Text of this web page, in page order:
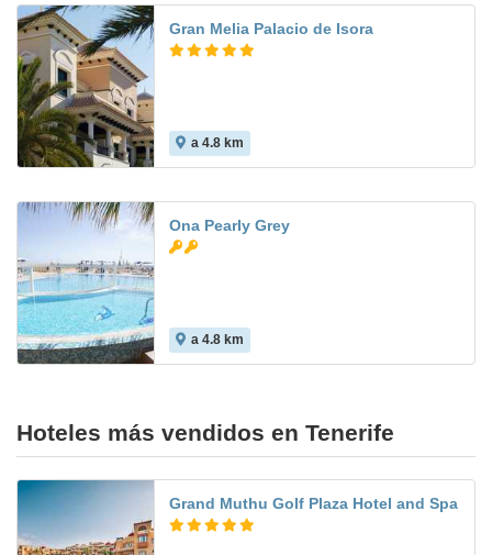
Gran Melia Palacio de Isora
a 4.8 km
Ona Pearly Grey
a 4.8 km
Hoteles más vendidos en Tenerife
Grand Muthu Golf Plaza Hotel and Spa